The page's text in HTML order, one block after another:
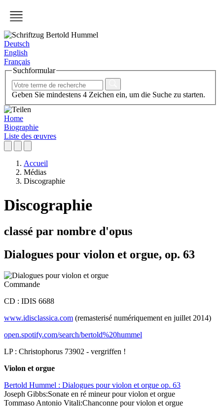
Deutsch
English
Français
Suchformular
Geben Sie mindestens 4 Zeichen ein, um die Suche zu starten.
Home
Biographie
Liste des œuvres
Accueil
Médias
Discographie
Discographie
classé par nombre d'opus
Dialogues pour violon et orgue, op. 63
Commande
CD : IDIS 6688
www.idisclassica.com (remasterisé numériquement en juillet 2014)
open.spotify.com/search/bertold%20hummel
LP : Christophorus 73902 - vergriffen !
Violon et orgue
Bertold Hummel : Dialogues pour violon et orgue op. 63
Joseph Gibbs:Sonate en ré mineur pour violon et orgue
Tommaso Antonio Vitali:Chanconne pour violon et orgue